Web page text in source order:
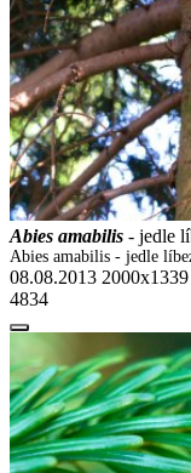
Abies amabilis - jedle
Abies amabilis - jedle
08.08.2013
4834